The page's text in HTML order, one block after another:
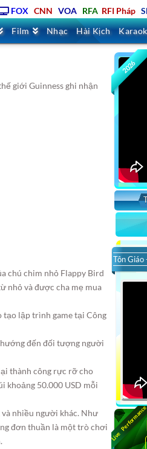
FOX CNN VOA RFA RFI Pháp
Film Nhạc Hài Kịch
giới Guinness ghi nhận
chú chim nhỏ Flappy Bird
nhỏ và được cha mẹ mua
tạo lập trình game tại Công
đến đối tượng người
thành công rực rỡ cho
khoảng 50.000 USD mỗi
nhiều người khác. Như
đơn thuần là một trò chơi
2026
Tôn Giáo
Live Performance